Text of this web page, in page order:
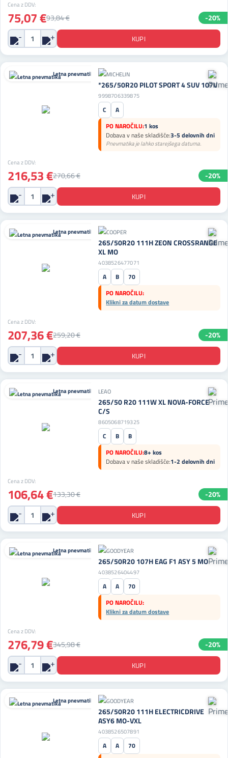
Cena z DDV:
75,07 €93,84 € -20%
Letna pnevmatika
*265/50R20 PILOT SPORT 4 SUV 107V
9998706339875
C
A
PO NAROČILU:1 kos
Dobava v naše skladišče:3-5 delovnih dni
Pnevmatika je lahko starejšega datuma.
Cena z DDV:
216,53 €270,66 € -20%
Letna pnevmatika
265/50R20 111H ZEON CROSSRANGE
XL MO
4038526477071
A B
70
PO NAROČILU:
Klikni za datum dostave
Cena z DDV:
207,36 €259,20 € -20%
Letna pnevmatika LEAO
265/50 R20 111W XL NOVA-FORCE
C/S
8605068719325
C B
B
PO NAROČILU:8+ kos
Dobava v naše skladišče:1-2 delovnih dni
Cena z DDV:
106,64 €133,30 € -20%
Letna pnevmatika
265/50R20 107H EAG F1 ASY 5 MO
4038526404497
A A
70
PO NAROČILU:
Klikni za datum dostave
Cena z DDV:
276,79 €345,98 € -20%
Letna pnevmatika
265/50R20 111H ELECTRICDRIVE
ASY6 MO-VXL
4038526507891
A A
70